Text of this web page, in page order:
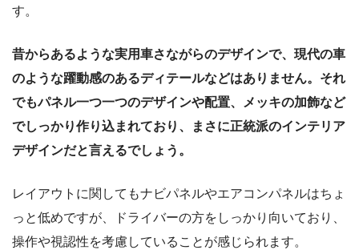
す。
昔からあるような実用車さながらのデザインで、現代の車
のような躍動感のあるディテールなどはありません。それ
でもパネル一つ一つのデザインや配置、メッキの加飾など
でしっかり作り込まれており、まさに正統派のインテリア
デザインだと言えるでしょう。
レイアウトに関してもナビパネルやエアコンパネルはちょ
っと低めですが、ドライバーの方をしっかり向いており、
操作や視認性を考慮していることが感じられます。